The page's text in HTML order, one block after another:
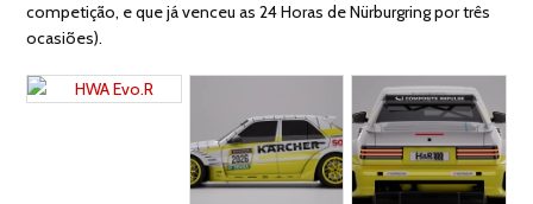
competição, e que já venceu as 24 Horas de Nürburgring por três
ocasiões).